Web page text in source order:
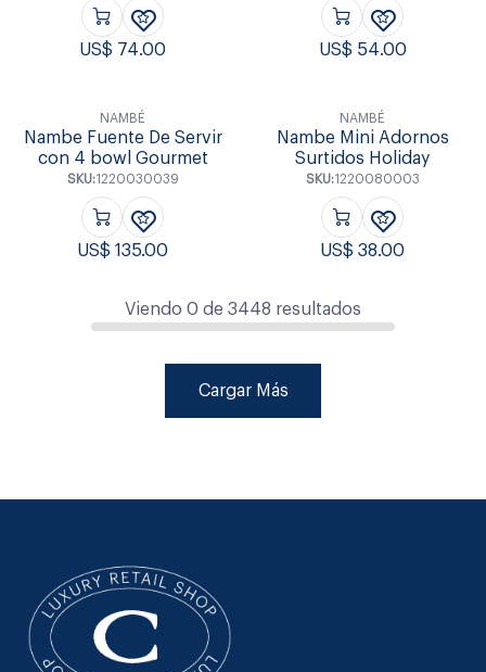
US$ 74.00 US$ 54.00
NAMBÉ
Nambe Fuente De Servir
con 4 bowl Gourmet
SKU:1220030039
US$135.00
NAMBÉ
Nambe Mini Adornos
Surtidos Holiday
SKU:1220080003
US$38.00
Viendo 0 de 3448 resultados
Cargar Más